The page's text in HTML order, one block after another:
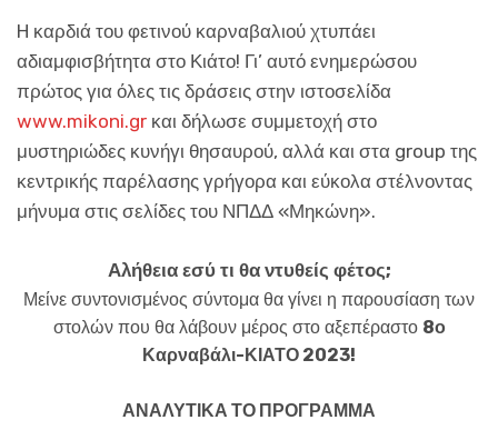
H καρδιά του φετινού καρναβαλιού χτυπάει
αδιαμφισβήτητα στο Κιάτο! Γι’ αυτό ενημερώσου
πρώτος για όλες τις δράσεις στην ιστοσελίδα
www.mikoni.gr και δήλωσε συμμετοχή στο
μυστηριώδες κυνήγι θησαυρού, αλλά και στα group της
κεντρικής παρέλασης γρήγορα και εύκολα στέλνοντας
μήνυμα στις σελίδες του ΝΠΔΔ «Μηκώνη».
Αλήθεια εσύ τι θα ντυθείς φέτος;
Μείνε συντονισμένος σύντομα θα γίνει η παρουσίαση των
στολών που θα λάβουν μέρος στο αξεπέραστο 8ο
Καρναβάλι-ΚΙΑΤΟ 2023!
ΑΝΑΛΥΤΙΚΑ ΤΟ ΠΡΟΓΡΑΜΜΑ